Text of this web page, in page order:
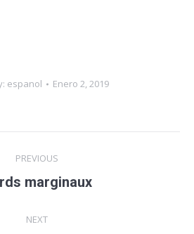
espanol Enero 2, 2019
PREVIOUS
Previous
marginaux
NEXT